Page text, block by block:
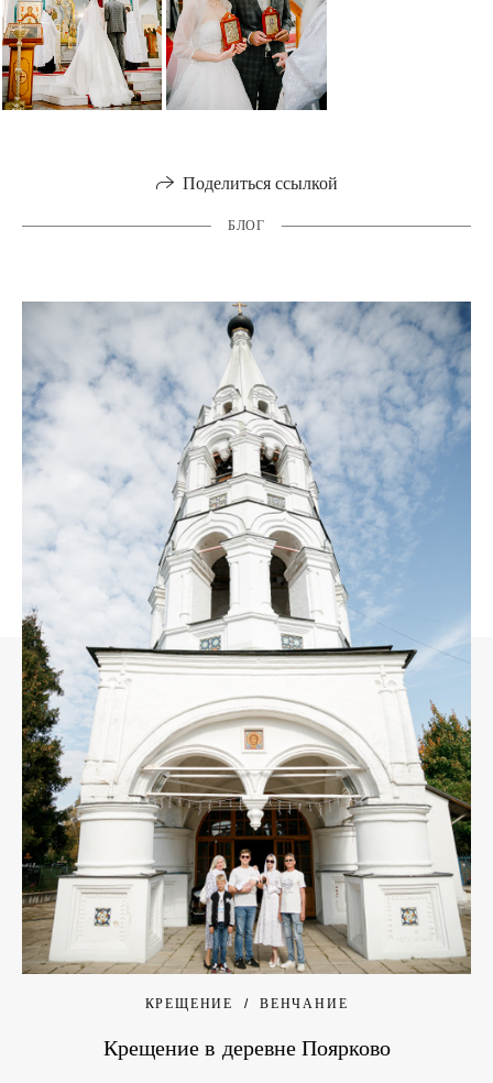
Поделиться ссылкой
БЛОГ
КРЕЩЕНИЕ ВЕНЧАНИЕ
Крещение в деревне Поярково